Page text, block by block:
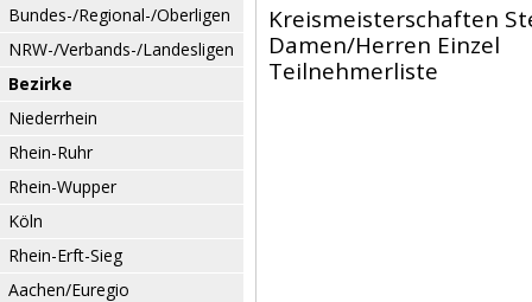
Bundes-/Regional-/Oberligen
NRW-/Verbands-/Landesligen
Bezirke
Niederrhein
Rhein-Ruhr
Rhein-Wupper
Köln
Rhein-Erft-Sieg
Aachen/Euregio
Kreismeisterschaften
Damen/Herren Einzel
Teilnehmerliste